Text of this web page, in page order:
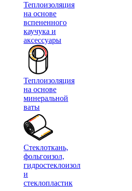
Теплоизоляция
на основе
вспененного
каучука и
аксессуары
Теплоизоляция
на основе
минеральной
ваты
Стеклоткань,
фольгоизол,
гидростеклоизол
и
стеклопластик